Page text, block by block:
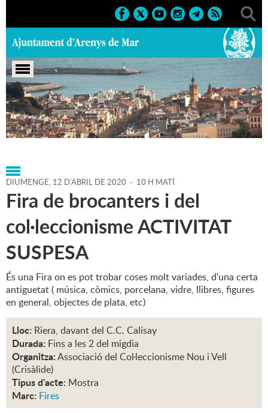
Portada > Agenda > 12-04-
2020 > Marcs > Culturals > 2020 > Fires
DIUMENGE, 12 D'ABRIL DE 2020 - 10 H MATÍ
Fira de brocanters i del
col·leccionisme ACTIVITAT
SUSPESA
És una Fira on es pot trobar coses molt variades, d'una certa
antiguetat ( música, còmics, porcelana, vidre, llibres, figures
en general, objectes de plata, etc)
Lloc: Riera, davant del C.C. Calisay
Durada: Fins a les 2 del migdia
Organitza:Associació del Col·leccionisme Nou i Vell
(Crisàlide)
Tipus d'acte: Mostra
Marc: Fires